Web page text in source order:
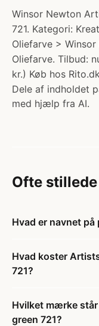
Winsor Newton
721. Kategori:
Oliefarve >
Oliefarve. Tilbud:
kr.) Køb hos
Dele af indholdet
med hjælp fra AI.
Ofte
Hvad er navnet
Hvad koster
721?
Hvilket mærke
green 721?